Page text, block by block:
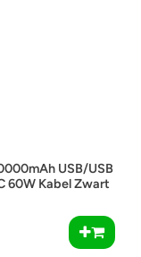
USB/USB
60W Kabel Zwart